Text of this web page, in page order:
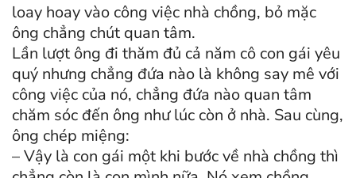
loay hoay vào công việc nhà chồng, bỏ mặc
ông chẳng chút quan tâm.
Lần lượt ông đi thăm đủ cả năm cô con gái yêu
quý nhưng chẳng đứa nào là không say mê với
công việc của nó, chẳng đứa nào quan tâm
chăm sóc đến ông như lúc còn ở nhà. Sau cùng,
ông chép miệng:
– Vậy là con gái một khi bước về nhà chồng thì